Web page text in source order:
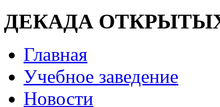
ДЕКАДА
Главная
Учебное заведение
Новости